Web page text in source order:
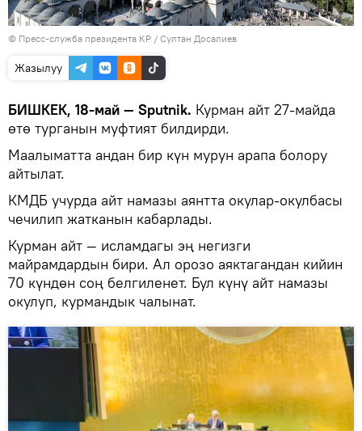
© Пресс-служба президента КР / Султан Досалиев
Жазылуу
БИШКЕК, 18-май — Sputnik. Курман айт 27-майда
өтө турганын муфтият билдирди.
Маалыматта андан бир күн мурун арапа болору
айтылат.
КМДБ учурда айт намазы аянтта окулар-окулбасы
чечилип жатканын кабарлады.
Курман айт — исламдагы эң негизги
майрамдардын бири. Ал орозо аяктагандан кийин
70 күндөн соң белгиленет. Бул күнү айт намазы
окулуп, курмандык чалынат.